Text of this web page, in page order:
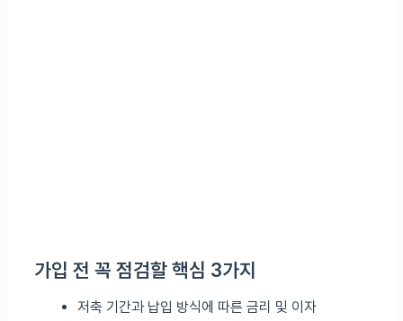
가입 전 꼭 점검할 핵심 3가지
저축 기간과 납입 방식에 따른 금리 및 이자